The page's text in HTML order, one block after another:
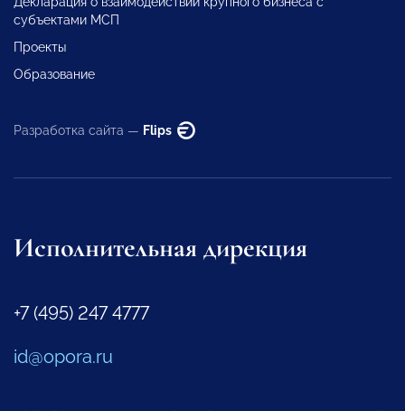
субъектами МСП
Проекты
Образование
Разработка сайта — Flips
Исполнительная дирекция
+7 (495) 247 4777
id@opora.ru